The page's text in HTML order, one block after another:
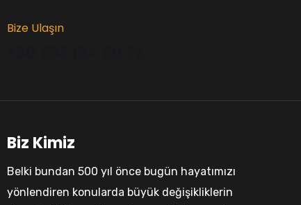
Bize Ulaşın
Biz Kimiz
Belki bundan 500 yıl önce bugün hayatımızı
yönlendiren konularda büyük değişikliklerin